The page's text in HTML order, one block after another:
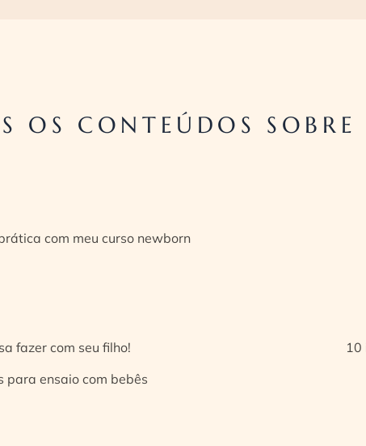
OS CONTEÚDOS
com meu curso newborn
fazer com seu filho!
10
ensaio com bebês